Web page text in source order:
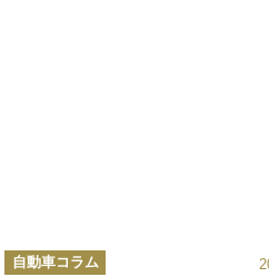
カ
テ
自動車コラム